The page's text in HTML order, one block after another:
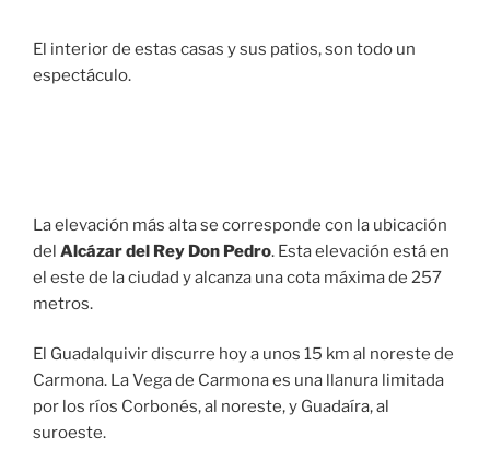
El interior de estas casas y sus patios, son todo un
espectáculo.
La elevación más alta se corresponde con la ubicación
del Alcázar del Rey Don Pedro. Esta elevación está en
el este de la ciudad y alcanza una cota máxima de 257
metros.
El Guadalquivir discurre hoy a unos 15 km al noreste de
Carmona. La Vega de Carmona es una llanura limitada
por los ríos Corbonés, al noreste, y Guadaíra, al
suroeste.